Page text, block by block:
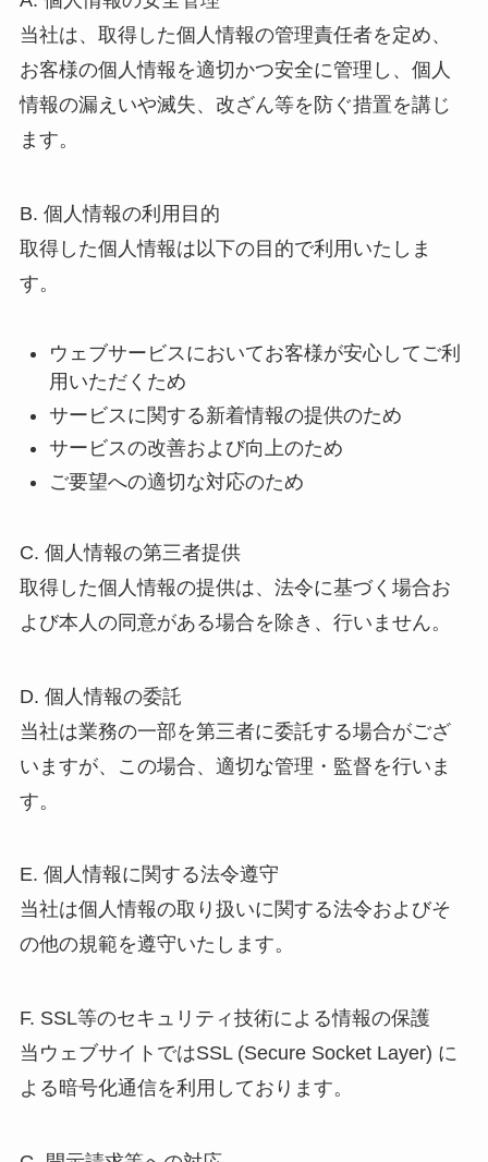
当社は、取得した個人情報の管理責任者を定め、
お客様の個人情報を適切かつ安全に管理し、個人
情報の漏えいや滅失、改ざん等を防ぐ措置を講じ
ます。
B. 個人情報の利用目的
取得した個人情報は以下の目的で利用いたしま
す。
ウェブサービスにおいてお客様が安心してご利
用いただくため
サービスに関する新着情報の提供のため
サービスの改善および向上のため
ご要望への適切な対応のため
C. 個人情報の第三者提供
取得した個人情報の提供は、法令に基づく場合お
よび本人の同意がある場合を除き、行いません。
D. 個人情報の委託
当社は業務の一部を第三者に委託する場合がござ
いますが、この場合、適切な管理・監督を行いま
す。
E. 個人情報に関する法令遵守
当社は個人情報の取り扱いに関する法令およびそ
の他の規範を遵守いたします。
F. SSL等のセキュリティ技術による情報の保護
当ウェブサイトではSSL (Secure Socket Layer) に
よる暗号化通信を利用しております。